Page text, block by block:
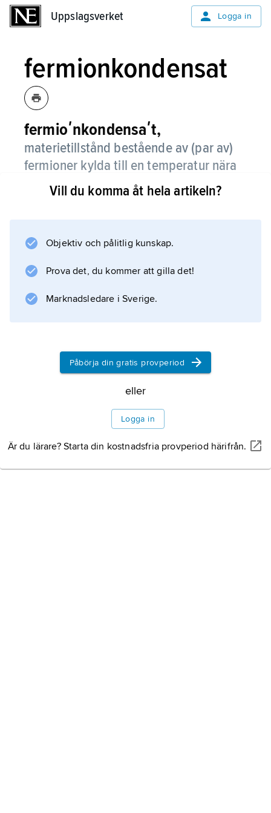
Uppslagsverket Logga in
fermionkondensat
fermioʹnkondensaʹt,
materietillstånd bestående av (par av)
fermioner kylda till en temperatur nära
absoluta nollpunkten.
väsentligt på om den består av atomer med
spinn
(t.ex. helium-4,
bosoner
Information om artikeln
Vill du komma åt hela artikeln?
Objektiv och pålitlig kunskap.
Prova det, du kommer att gilla det!
Marknadsledare i Sverige.
Påbörja din gratis provperiod
eller
Logga in
Är du lärare? Starta din kostnadsfria provperiod härifrån.